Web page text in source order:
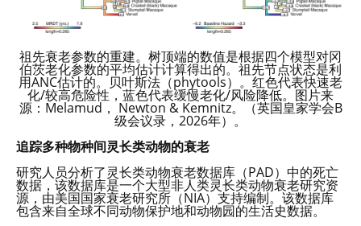
祖先衰老参数的重建。树顶端的数值是根据四个模型对冈
伯茨老化参数的平均估计计算得出的。祖先节点状态是利
用ANC估计的。贝叶斯法（phytools）。红色代表快速老
化/较高危险性，蓝色代表缓慢老化/风险降低。图片来
源：Melamud， Newton & Kemnitz。（英国皇家学会B
级会议录，2026年）。
追踪多种物种间灵长类动物的衰老
研究人员分析了灵长类动物衰老数据库（PAD）中的死亡
数据，该数据库是一个大型非人类灵长类动物衰老研究资
源，由美国国家衰老研究所（NIA）支持编制。该数据库
包含来自全球不同动物保护地和动物园的生活史数据。